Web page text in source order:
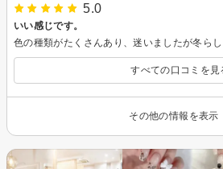
5.0
いい感じです。
すべての口コミを見
その他の情報を表示